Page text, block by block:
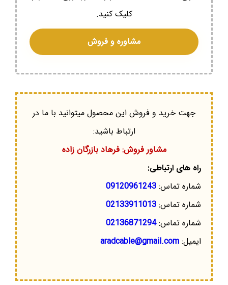
کلیک کنید.
مشاوره و فروش
جهت خرید و فروش این محصول میتوانید با ما در
ارتباط باشید:
مشاور فروش: فرهاد بازرگان زاده
راه های ارتباطی:
شماره تماس: 09120961243
شماره تماس: 02133911013
شماره تماس:02136871294
ایمیل: aradcable@gmail.com